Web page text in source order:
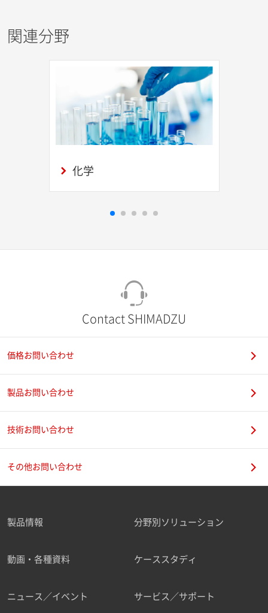
関連分野
化学
Contact SHIMADZU
価格お問い合わせ
製品お問い合わせ
技術お問い合わせ
その他お問い合わせ
製品情報 分野別ソリューション
動画・各種資料 ケーススタディ
ニュース／イベント サービス／サポート